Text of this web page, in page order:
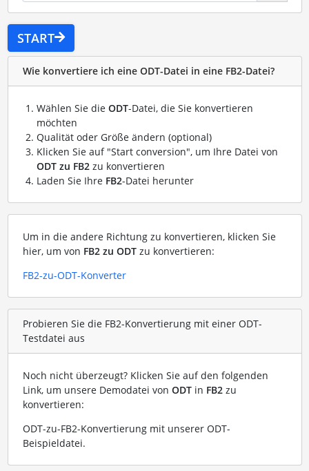
START
Wie konvertiere ich eine ODT-Datei in eine FB2-Datei?
Wählen Sie die ODT-Datei, die Sie konvertieren
möchten
Qualität oder Größe ändern (optional)
Klicken Sie auf "Start conversion", um Ihre Datei von
ODT zu FB2zu konvertieren
Laden Sie Ihre FB2-Datei herunter
Um in die andere Richtung zu konvertieren, klicken Sie
hier, um von FB2 zu ODTzu konvertieren:
FB2-zu-ODT-Konverter
Probieren Sie die FB2-Konvertierung mit einer ODT-
Testdatei aus
Noch nicht überzeugt? Klicken Sie auf den folgenden
Link, um unsere Demodatei von ODTin FB2zu
konvertieren:
ODT-zu-FB2-Konvertierung mit unserer ODT-
Beispieldatei.